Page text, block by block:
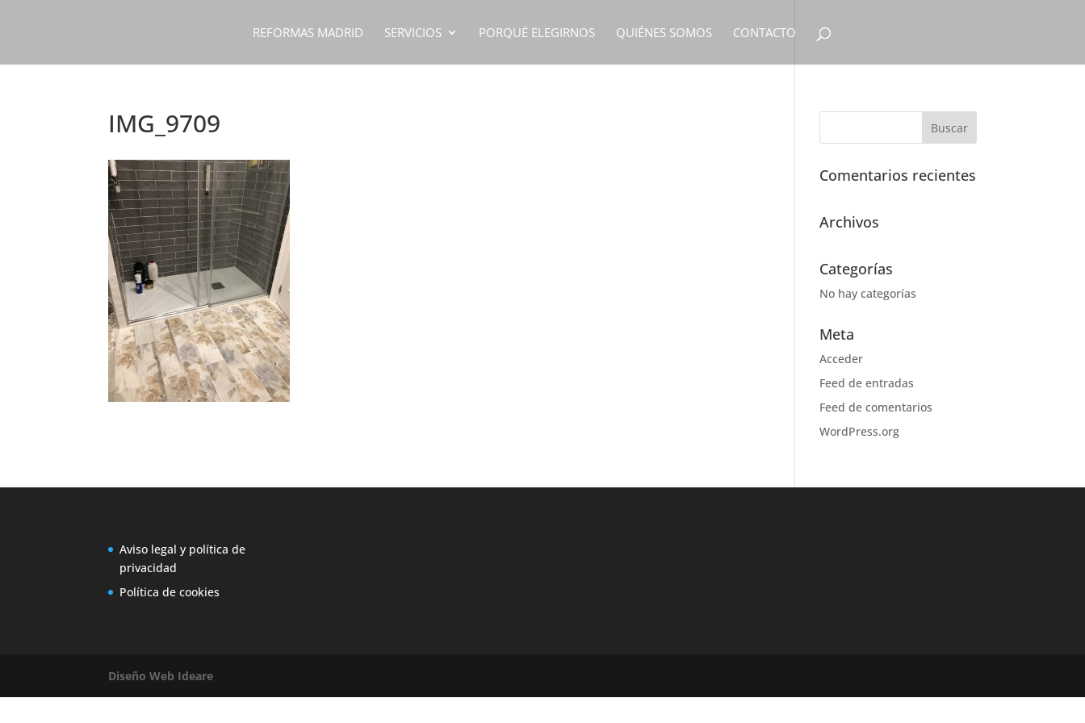
REFORMAS MADRID SERVICIOS PORQUÉ ELEGIRNOS QUIÉNES SOMOS CONTACTO
IMG_9709
Comentarios recientes
Archivos
Categorías
No hay categorías
Meta
Acceder
Feed de entradas
Feed de comentarios
WordPress.org
Aviso legal y política de
privacidad
Política de cookies
Diseño Web Ideare